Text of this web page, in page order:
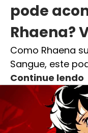
pode
Rhaena?
Como Rhaena
Sangue, este
Continue lendo